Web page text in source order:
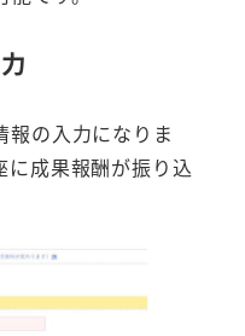
報の入力になりま
に成果報酬が振り込